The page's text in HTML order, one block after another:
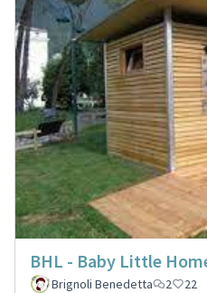
BHL - Baby Little
Brignoli Benedetta
2 22